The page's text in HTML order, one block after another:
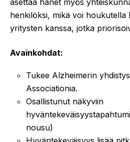
henkilöksi, mikä voi houkutella
yritysten kanssa, jotka
Avainkohdat:
Tukee Alzheimerin
Associationia.
Osallistunut näkyviin
nousu)